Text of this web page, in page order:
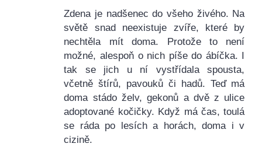
Zdena je nadšenec do všeho živého. Na
světě snad neexistuje zvíře, které by
nechtěla mít doma. Protože to není
možné, alespoň o nich píše do ábíčka. I
tak se jich u ní vystřídala spousta,
včetně štírů, pavouků či hadů. Teď má
doma stádo želv, gekonů a dvě z ulice
adoptované kočičky. Když má čas, toulá
se ráda po lesích a horách, doma i v
cizině.